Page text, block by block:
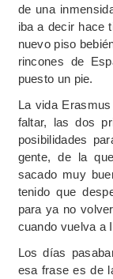
de una
iba a decir hace
nuevo piso
rincones de
puesto un pie.
La vida
faltar, las dos
posibilidades
gente, de la
sacado muy
tenido que
para ya no
cuando vuelva a
Los días
esa frase es de